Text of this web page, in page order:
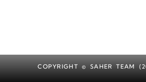
COPYRIGHT © SAHER TEAM